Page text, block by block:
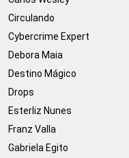
Circulando
Cybercrime Expert
Debora Maia
Destino Mágico
Drops
Esterliz Nunes
Franz Valla
Gabriela Egito